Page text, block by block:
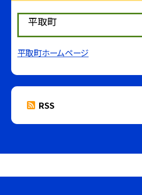
平取町
平取町ホームページ
RSS